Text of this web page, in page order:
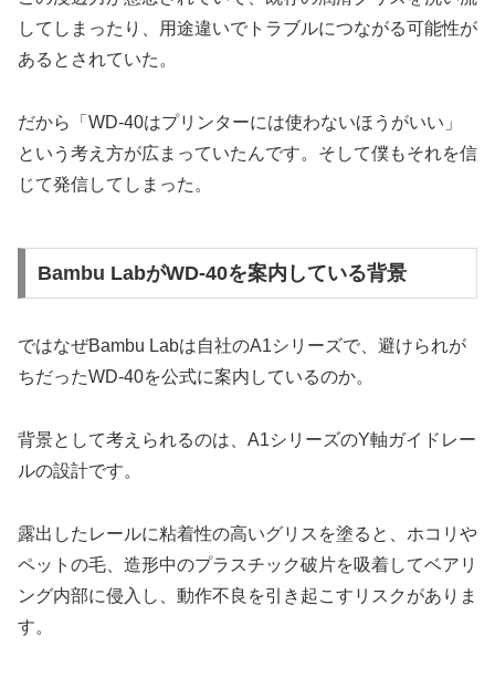
してしまったり、用途違いでトラブルにつながる可能性が
あるとされていた。
だから「WD-40はプリンターには使わないほうがいい」
という考え方が広まっていたんです。そして僕もそれを信
じて発信してしまった。
Bambu LabがWD-40を案内している背景
ではなぜBambu Labは自社のA1シリーズで、避けられが
ちだったWD-40を公式に案内しているのか。
背景として考えられるのは、A1シリーズのY軸ガイドレー
ルの設計です。
露出したレールに粘着性の高いグリスを塗ると、ホコリや
ペットの毛、造形中のプラスチック破片を吸着してベアリ
ング内部に侵入し、動作不良を引き起こすリスクがありま
す。